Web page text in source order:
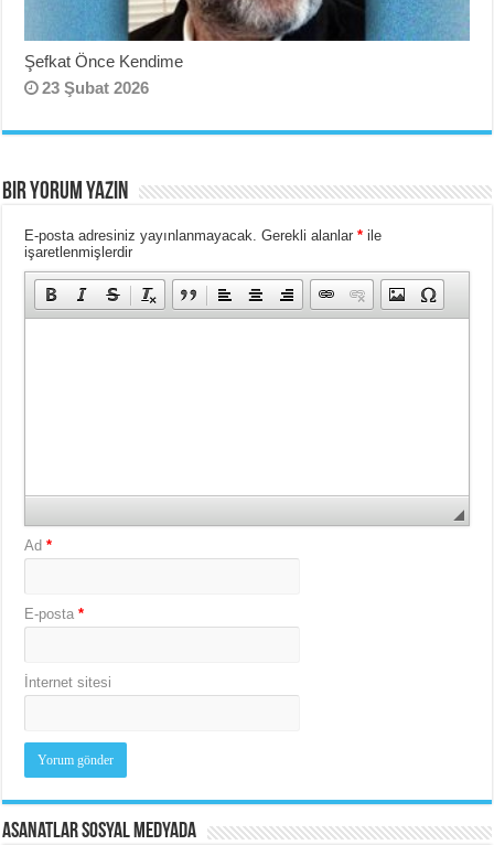
Şefkat Önce Kendime
23 Şubat 2026
BIR YORUM YAZIN
E-posta adresiniz yayınlanmayacak. Gerekli alanlar* ile
işaretlenmişlerdir
Ad*
E-posta*
İnternet sitesi
Asanatlar Sosyal Medyada